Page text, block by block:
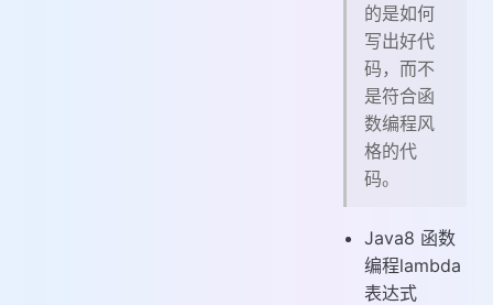
# 常用例子
# 匿名类简写
# forEach
# Filter & Predicate
# Map&Reduce
# Collectors
的是如何
写出好代
码，而不
是符合函
数编程风
格的代
码。
Java8 函数
编程lambda
表达式